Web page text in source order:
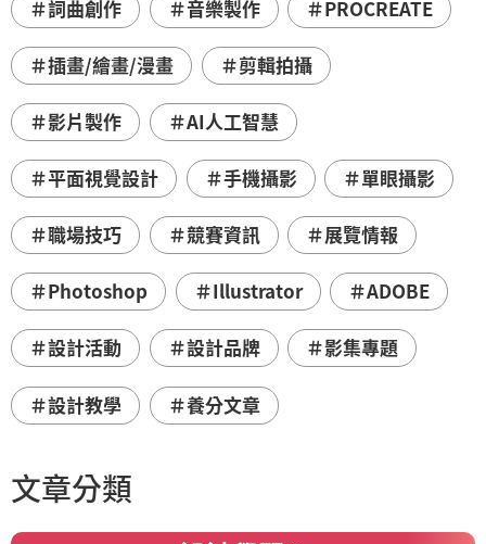
＃詞曲創作 ＃音樂製作 ＃PROCREATE
＃插畫/繪畫/漫畫 ＃剪輯拍攝
＃影片製作 ＃AI人工智慧
＃平面視覺設計 ＃手機攝影 ＃單眼攝影
＃職場技巧 ＃競賽資訊 ＃展覽情報
＃Photoshop ＃Illustrator ＃ADOBE
＃設計活動 ＃設計品牌 ＃影集專題
＃設計教學 ＃養分文章
文章分類